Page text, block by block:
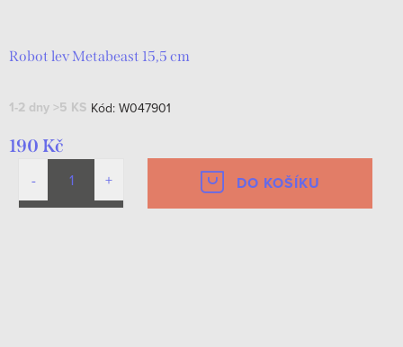
Robot lev Metabeast 15,5 cm
1-2 dny >5 KS Kód: W047901
190 Kč
DO KOŠÍKU